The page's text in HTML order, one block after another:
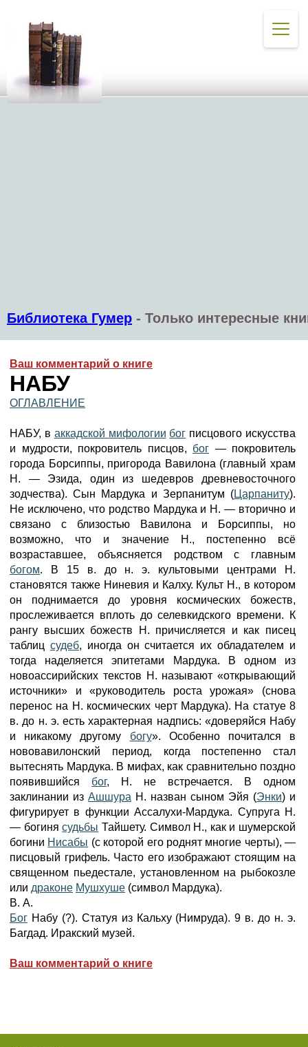
Библиотека Гумер - Только интересные
Ваш комментарий о книге
НАБУ
ОГЛАВЛЕНИЕ
НАБУ, в аккадской мифологии бог писцового искусства
и мудрости, покровитель писцов, бог — покровитель
города Борсиппы, пригорода Вавилона (главный храм
Н. — Эзида, один из шедевров древневосточного
зодчества). Сын Мардука и Зерпанитум (Царпаниту).
Не исключено, что родство Мардука и Н. — вторично и
связано с близостью Вавилона и Борсиппы, но
возможно, что и значение Н., постепенно всё
возраставшее, объясняется родством с главным
богом. В 15 в. до н. э. культовыми центрами Н.
становятся также Ниневия и Калху. Культ Н., в котором
он поднимается до уровня космических божеств,
прослеживается вплоть до селевкидского времени. К
рангу высших божеств Н. причисляется и как писец
таблиц судеб, иногда он считается их обладателем и
тогда наделяется эпитетами Мардука. В одном из
новоассирийских текстов Н. называют «открывающий
источники» и «руководитель роста урожая» (снова
перенос на Н. космических черт Мардука). На статуе 8
в. до н. э. есть характерная надпись: «доверяйся Набу
и никакому другому богу». Особенно почитался в
нововавилонский период, когда постепенно стал
вытеснять Мардука. В мифах, как сравнительно поздно
появившийся бог, Н. не встречается. В одном
заклинании из Ашшура Н. назван сыном Эйя (Энки) и
фигурирует в функции Ассалухи-Мардука. Супруга Н.
— богинясудьбы Тайшету. Символ Н., как и шумерской
богини Нисабы (с которой его роднят многие черты), —
писцовый грифель. Часто его изображают стоящим на
священном пьедестале, установленном на рыбокозле
или драконе Мушхуше (символ Мардука).
В. А.
Бог Набу (?). Статуя из Кальху (Нимруда). 9 в. до н. э.
Багдад. Иракский музей.
Ваш комментарий о книге